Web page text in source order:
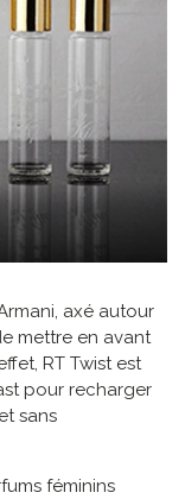
axé autour
mettre en avant
RT Twist est
pour recharger
sans
féminins